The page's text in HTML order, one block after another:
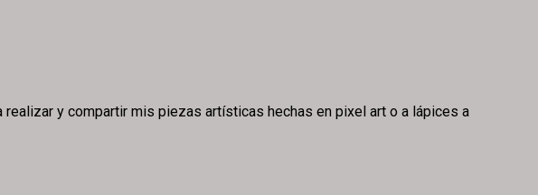
y compartir mis piezas artísticas hechas en pixel art o a lápices a